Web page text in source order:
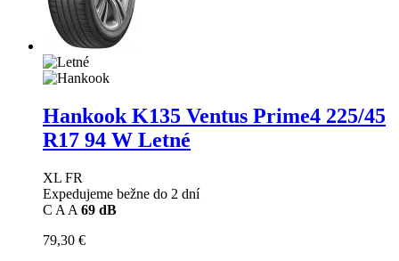
Hankook K135 Ventus Prime4 225/45
R17 94 W Letné
XL FR
Expedujeme bežne do 2 dní
C A A 69 dB
79,30 €